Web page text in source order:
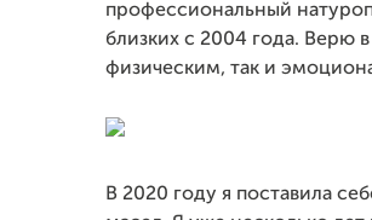
профессиональный
близких с 2004 года. Верю
физическим, так и
В 2020 году я поставила